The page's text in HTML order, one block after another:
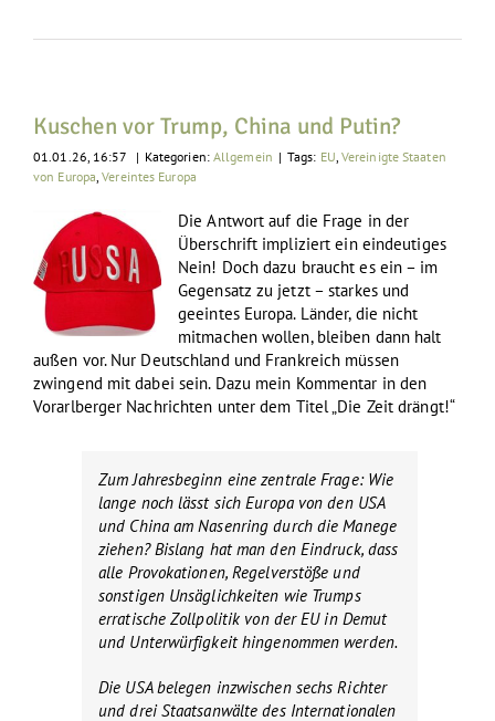
Kuschen vor Trump, China und Putin?
01.01.26, 16:57 | Kategorien: Allgemein | Tags: EU, Vereinigte Staaten
von Europa,Vereintes Europa
Die Antwort auf die Frage in der
Überschrift impliziert ein eindeutiges
Nein! Doch dazu braucht es ein – im
Gegensatz zu jetzt – starkes und
geeintes Europa. Länder, die nicht
mitmachen wollen, bleiben dann halt
außen vor. Nur Deutschland und Frankreich müssen
zwingend mit dabei sein. Dazu mein Kommentar in den
Vorarlberger Nachrichten unter dem Titel „Die Zeit drängt!“
Zum Jahresbeginn eine zentrale Frage: Wie
lange noch lässt sich Europa von den USA
und China am Nasenring durch die Manege
ziehen? Bislang hat man den Eindruck, dass
alle Provokationen, Regelverstöße und
sonstigen Unsäglichkeiten wie Trumps
erratische Zollpolitik von der EU in Demut
und Unterwürfigkeit hingenommen werden.
Die USA belegen inzwischen sechs Richter
und drei Staatsanwälte des Internationalen